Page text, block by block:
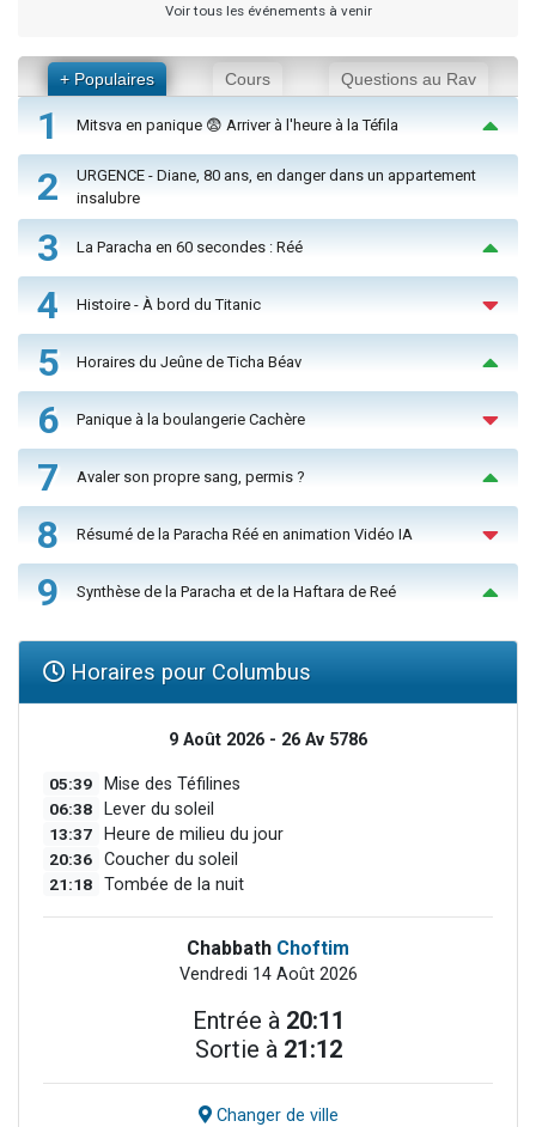
Voir tous les événements à venir
+ Populaires Cours Questions au Rav
1 Mitsva en panique 😨 Arriver à l'heure à la Téfila
2
URGENCE - Diane, 80 ans, en danger dans un appartement
insalubre
3 La Paracha en 60 secondes : Réé
4 Histoire - À bord du Titanic
5 Horaires du Jeûne de Ticha Béav
6 Panique à la boulangerie Cachère
7 Avaler son propre sang, permis ?
8 Résumé de la Paracha Réé en animation Vidéo IA
9 Synthèse de la Paracha et de la Haftara de Reé
Horaires pour Columbus
9 Août 2026 - 26 Av 5786
05:39 Mise des Téfilines
06:38 Lever du soleil
13:37 Heure de milieu du jour
20:36 Coucher du soleil
21:18 Tombée de la nuit
Chabbath Choftim
Vendredi 14 Août 2026
Entrée à 20:11
Sortie à 21:12
Changer de ville